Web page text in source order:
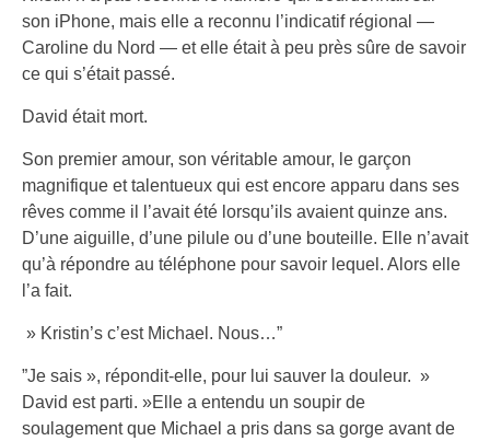
son iPhone, mais elle a reconnu l’indicatif régional —
Caroline du Nord — et elle était à peu près sûre de savoir
ce qui s’était passé.
David était mort.
Son premier amour, son véritable amour, le garçon
magnifique et talentueux qui est encore apparu dans ses
rêves comme il l’avait été lorsqu’ils avaient quinze ans.
D’une aiguille, d’une pilule ou d’une bouteille. Elle n’avait
qu’à répondre au téléphone pour savoir lequel. Alors elle
l’a fait.
» Kristin’s c’est Michael. Nous…”
”Je sais », répondit-elle, pour lui sauver la douleur. »
David est parti. »Elle a entendu un soupir de
soulagement que Michael a pris dans sa gorge avant de